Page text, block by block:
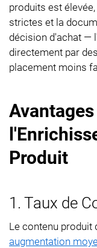
produits est
strictes et la
décision d'achat —
directement par
placement moins
Produit
1. Taux de
Le contenu produit
augmentation